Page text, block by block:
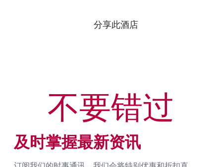
分享此酒店
及时掌握最新资讯
不要错过